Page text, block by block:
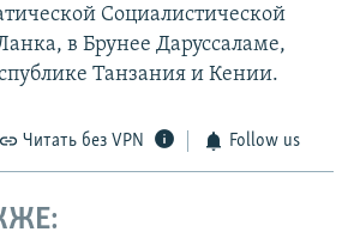
Социалистической
в Брунее Даруссаламе,
Танзания и Кении.
Читать без VPN Follow us